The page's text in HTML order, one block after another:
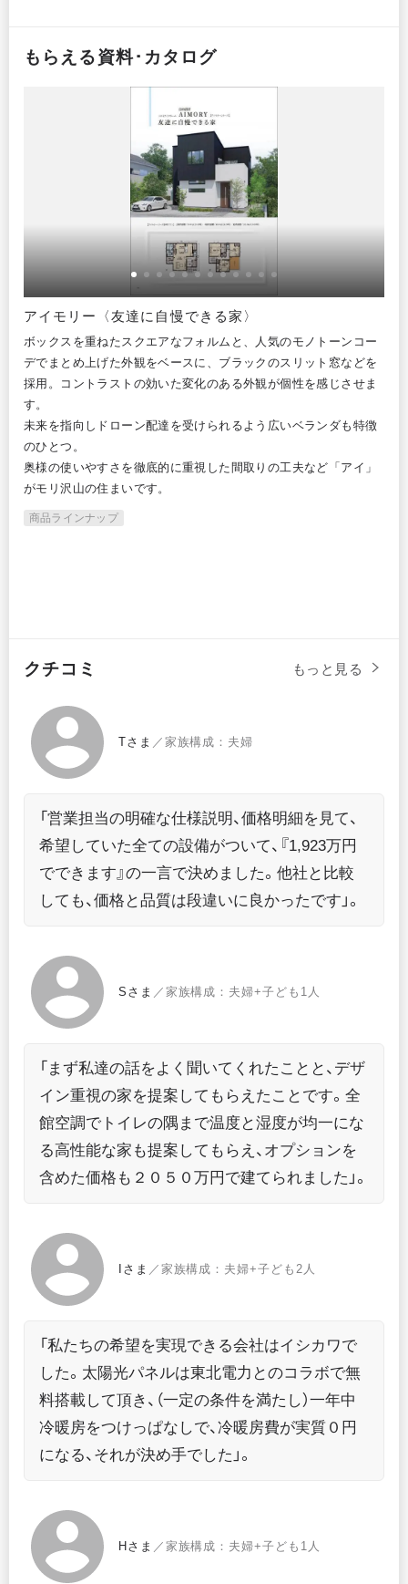
もらえる資料･カタログ
アイモリー〈友達に自慢できる家〉
ボックスを重ねたスクエアなフォルムと、人気のモノトーンコー
デでまとめ上げた外観をベースに、ブラックのスリット窓などを
採用。コントラストの効いた変化のある外観が個性を感じさせま
す。
未来を指向しドローン配達を受けられるよう広いベランダも特徴
のひとつ。
奥様の使いやすさを徹底的に重視した間取りの工夫など「アイ」
がモリ沢山の住まいです。
商品ラインナップ
クチコミ もっと見る
Tさま ／家族構成：夫婦
「営業担当の明確な仕様説明、価格明細を見て、
希望していた全ての設備がついて、『1,923万円
でできます』の一言で決めました。他社と比較
しても、価格と品質は段違いに良かったです」。
Sさま ／家族構成：夫婦+子ども1人
「まず私達の話をよく聞いてくれたことと、デザ
イン重視の家を提案してもらえたことです。全
館空調でトイレの隅まで温度と湿度が均一にな
る高性能な家も提案してもらえ、オプションを
含めた価格も２０５０万円で建てられました」。
Iさま ／家族構成：夫婦+子ども2人
「私たちの希望を実現できる会社はイシカワで
した。太陽光パネルは東北電力とのコラボで無
料搭載して頂き、（一定の条件を満たし）一年中
冷暖房をつけっぱなしで、冷暖房費が実質０円
になる、それが決め手でした」。
Hさま ／家族構成：夫婦+子ども1人